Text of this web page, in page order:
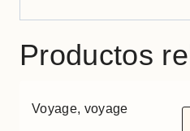
Productos
Voyage, voyage